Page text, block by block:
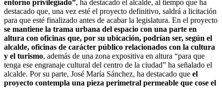
entorno privilegiado”, ha destacado el alcalde, al tiempo que ha
destacado que, una vez esté el proyecto definitivo, saldrá a licitación
para que esté finalizado antes de acabar la legislatura. En el proyecto
se mantiene la trama urbana del espacio con una parte en
altura con oficinas que, por su ubicación, podrían ser, según el
alcalde, oficinas de carácter público relacionados con la cultura
y el turismo, además de una zona expositiva en altura “para que
tenga ese engranaje cultural del centro de la ciudad” ha señalado el
alcalde. Por su parte, José María Sánchez, ha destacado que el
proyecto contempla una pieza perimetral permeable que cose el